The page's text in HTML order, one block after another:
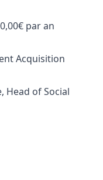
par an
Acquisition
Head of Social